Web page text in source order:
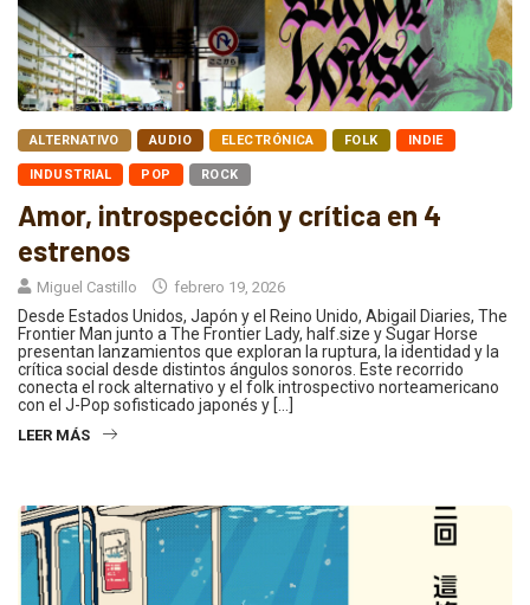
ALTERNATIVO AUDIO ELECTRÓNICA FOLK INDIE
INDUSTRIAL POP ROCK
Amor, introspección y crítica en 4
estrenos
Miguel Castillo febrero 19, 2026
Desde Estados Unidos, Japón y el Reino Unido, Abigail Diaries, The
Frontier Man junto a The Frontier Lady, half.size y Sugar Horse
presentan lanzamientos que exploran la ruptura, la identidad y la
crítica social desde distintos ángulos sonoros. Este recorrido
conecta el rock alternativo y el folk introspectivo norteamericano
con el J-Pop sofisticado japonés y […]
LEER MÁS